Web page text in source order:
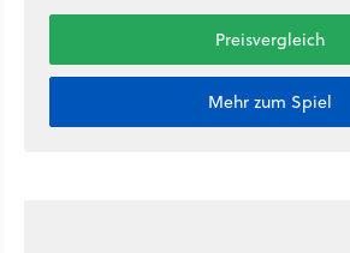
Preisvergleich
Mehr zum Spiel